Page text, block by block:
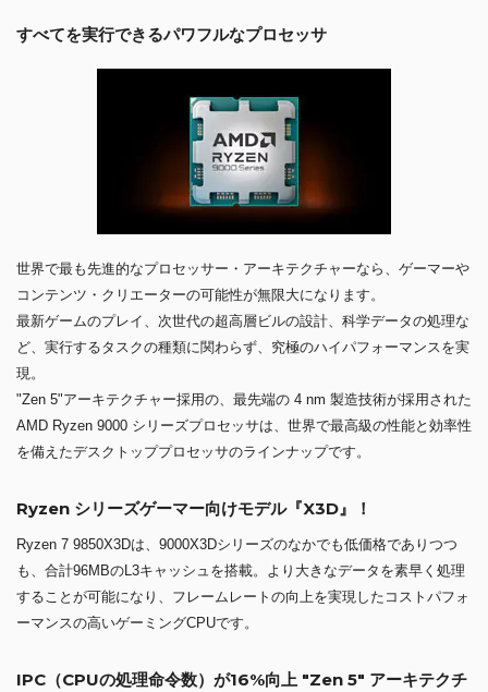
すべてを実行できるパワフルなプロセッサ
世界で最も先進的なプロセッサー・アーキテクチャーなら、ゲーマーや
コンテンツ・クリエーターの可能性が無限大になります。
最新ゲームのプレイ、次世代の超高層ビルの設計、科学データの処理な
ど、実行するタスクの種類に関わらず、究極のハイパフォーマンスを実
現。
"Zen 5"アーキテクチャー採用の、最先端の 4 nm 製造技術が採用された
AMD Ryzen 9000 シリーズプロセッサは、世界で最高級の性能と効率性
を備えたデスクトッププロセッサのラインナップです。
Ryzen シリーズゲーマー向けモデル『X3D』！
Ryzen 7 9850X3Dは、9000X3Dシリーズのなかでも低価格でありつつ
も、合計96MBのL3キャッシュを搭載。より大きなデータを素早く処理
することが可能になり、フレームレートの向上を実現したコストパフォ
ーマンスの高いゲーミングCPUです。
IPC（CPUの処理命令数）が16%向上 "Zen 5" アーキテクチ